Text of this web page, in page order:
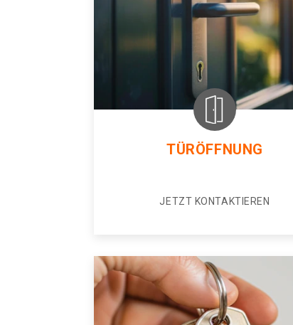
TÜRÖFFNUNG
JETZT KONTAKTIEREN